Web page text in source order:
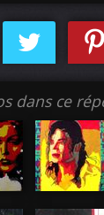
dans ce